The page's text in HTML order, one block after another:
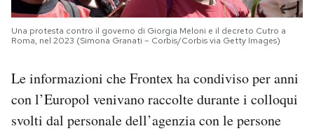
Una protesta contro il governo di Giorgia Meloni e il decreto Cutro a
Roma, nel 2023 (Simona Granati – Corbis/Corbis via Getty Images)
Le informazioni che Frontex ha condiviso per anni
con l’Europol venivano raccolte durante i colloqui
svolti dal personale dell’agenzia con le persone